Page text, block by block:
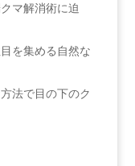
マ解消術に迫
を集める自然な
法で目の下のク